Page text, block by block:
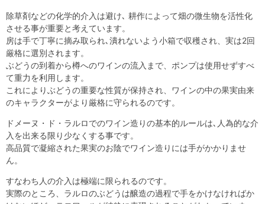
除草剤などの化学的介入は避け､ 耕作によって畑の微生物を活性化
させる事が重要と考えています。
房は手で丁寧に摘み取られ､潰れないよう小箱で収穫され、実は2回
厳格に選別されます。
ぶどうの到着から樽へのワインの流入まで、ポンプは使用せずすべ
て重力を利用します。
これによりぶどうの重要な性質が保持され、ワインの中の果実由来
のキャラクターがより厳格に守られるのです。
ドメーヌ・ド・ラルロでのワイン造りの基本的ルールは､人為的な介
入を出来る限り少なくする事です。
高品質で凝縮された果実のお陰でワイン造りには手がかかりませ
ん。
すなわち人の介入は極端に限られるのです。
実際のところ、ラルロのぶどうは醸造の過程で手をかけなければか